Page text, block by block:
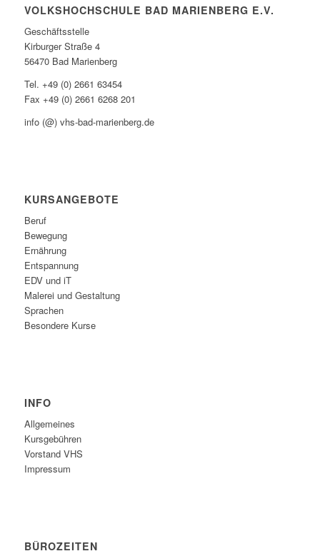
VOLKSHOCHSCHULE BAD MARIENBERG E.V.
Geschäftsstelle
Kirburger Straße 4
56470 Bad Marienberg
Tel. +49 (0) 2661 63454
Fax +49 (0) 2661 6268 201
info (@) vhs-bad-marienberg.de
KURSANGEBOTE
Beruf
Bewegung
Ernährung
Entspannung
EDV und iT
Malerei und Gestaltung
Sprachen
Besondere Kurse
INFO
Allgemeines
Kursgebühren
Vorstand VHS
Impressum
BÜROZEITEN